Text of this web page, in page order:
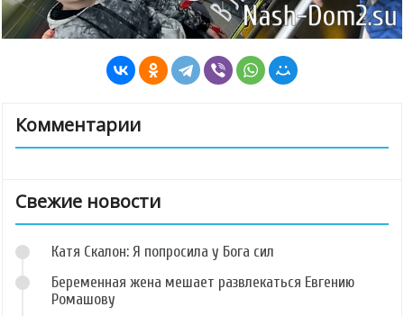
Комментарии
Свежие новости
Катя Скалон: Я попросила у Бога сил
Беременная жена мешает развлекаться Евгению
Ромашову